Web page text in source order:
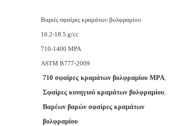
Βαριές σφαίρες κραμάτων βολφραμίου
16.2-18.5 g/cc
710-1400 MPA
ASTM B777-2009
710 σφαίρες κραμάτων βολφραμίου MPA,
Σφαίρες κυνηγιού κραμάτων βολφραμίου,
Βαρέων βαρών σφαίρες κραμάτων
βολφραμίου